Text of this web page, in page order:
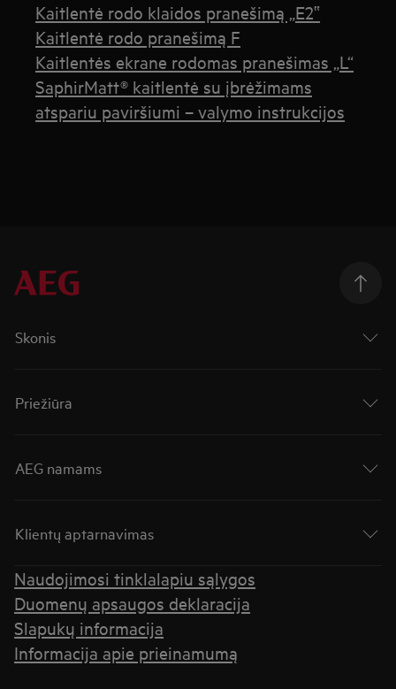
Kaitlentė rodo klaidos pranešimą „E2‟
Kaitlentė rodo pranešimą F
Kaitlentės ekrane rodomas pranešimas „L“
SaphirMatt® kaitlentė su įbrėžimams
atspariu paviršiumi – valymo instrukcijos
Skonis
Priežiūra
AEG namams
Klientų aptarnavimas
Naudojimosi tinklalapiu sąlygos
Duomenų apsaugos deklaracija
Slapukų informacija
Informacija apie prieinamumą